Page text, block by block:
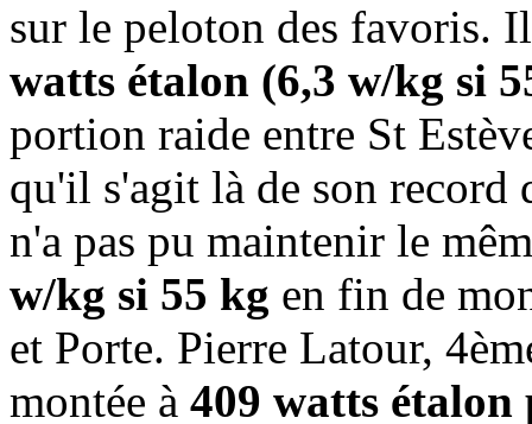
sur le peloton des favoris.
watts étalon (6,3 w/kg si
portion raide entre St
qu'il s'agit là de son record
n'a pas pu maintenir le
w/kg si 55 kg en fin de
et Porte. Pierre Latour,
montée à 409 watts étalon